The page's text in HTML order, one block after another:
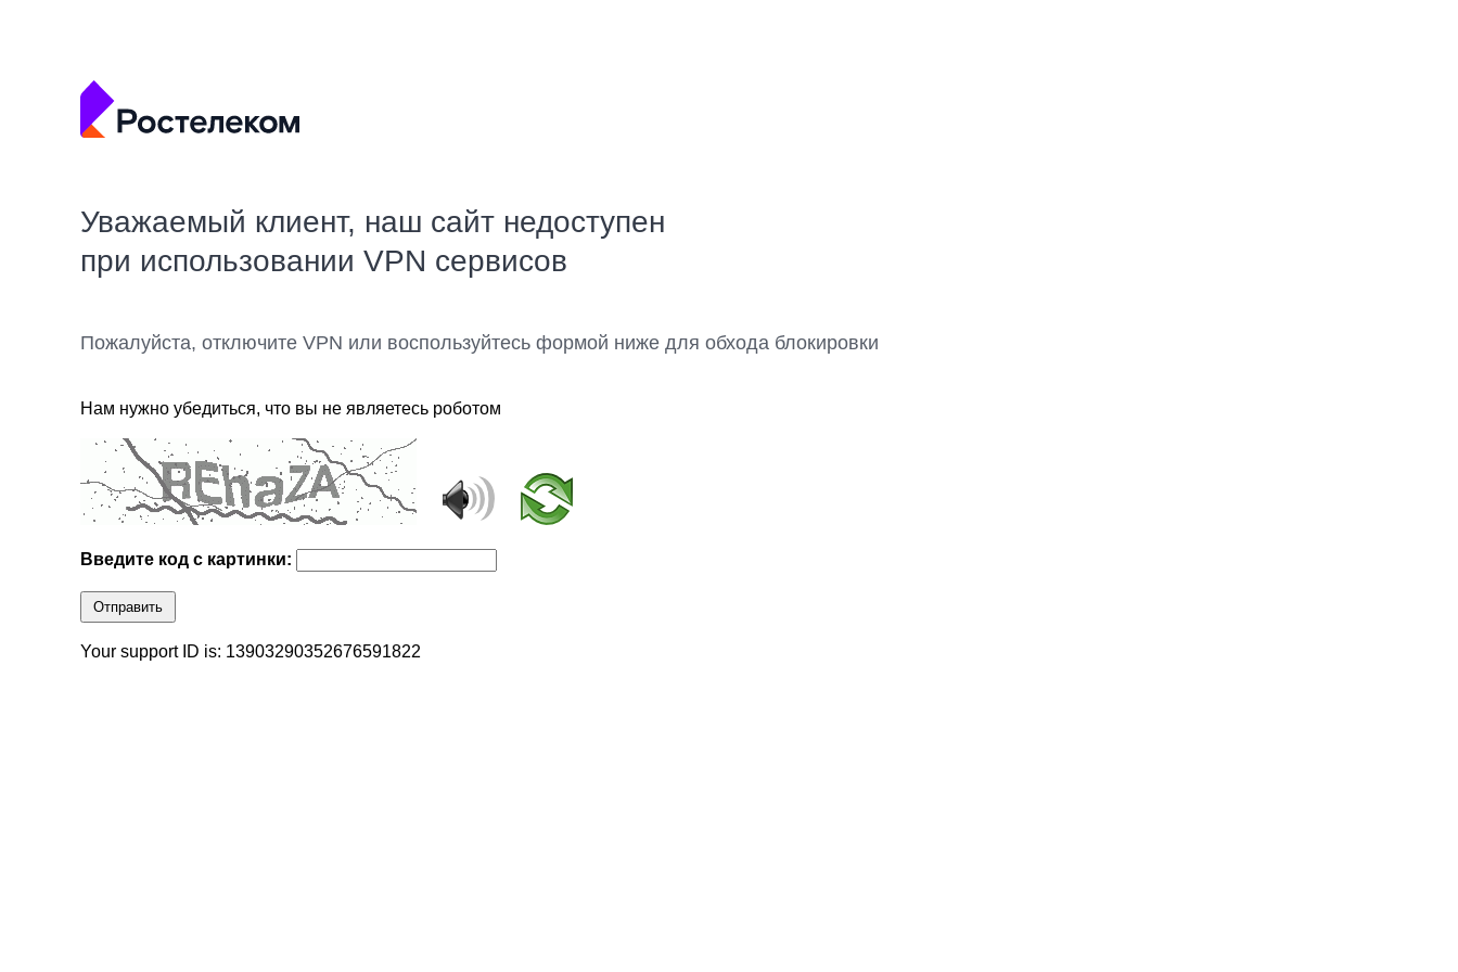
Уважаемый клиент, наш сайт недоступен
при использовании VPN сервисов
Пожалуйста, отключите VPN или воспользуйтесь формой ниже для обхода блокировки
Нам нужно убедиться, что вы не являетесь роботом
Введите код с картинки:
Отправить
Your support ID is: 13903290352676591822